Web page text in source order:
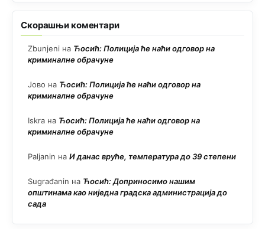
Скорашњи коментари
Zbunjeni на Ћосић: Полиција ће наћи одговор на
криминалне обрачуне
Јово на Ћосић: Полиција ће наћи одговор на
криминалне обрачуне
Iskra на Ћосић: Полиција ће наћи одговор на
криминалне обрачуне
Paljanin на И данас вруће, температура до 39 степени
Sugrađanin на Ћосић: Доприносимо нашим
општинама као ниједна градска администрација до
сада